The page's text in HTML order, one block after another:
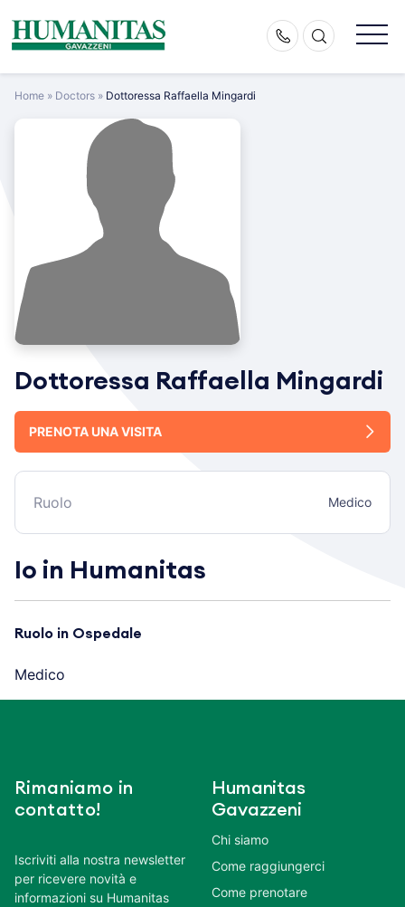
content
Home » Doctors » Dottoressa Raffaella Mingardi
Dottoressa Raffaella Mingardi
PRENOTA UNA VISITA
Ruolo Medico
Io in Humanitas
Ruolo in Ospedale
Medico
Rimaniamo in
contatto!
Iscriviti alla nostra newsletter
per ricevere novità e
informazioni su Humanitas
Humanitas
Gavazzeni
Chi siamo
Come raggiungerci
Come prenotare